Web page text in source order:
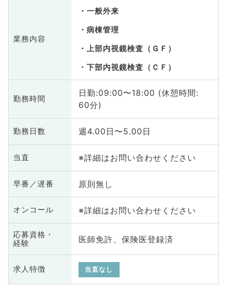
業務内容
一般外来
病棟管理
上部内視鏡検査（ＧＦ）
下部内視鏡検査（ＣＦ）
勤務時間
日勤:09:00〜18:00 (休憩時間:
60分)
勤務日数 週4.00日〜5.00日
当直 ※詳細はお問い合わせください
早番／遅番 原則無し
オンコール ※詳細はお問い合わせください
応募資格・
経験
医師免許、保険医登録済
求人特徴 当直なし